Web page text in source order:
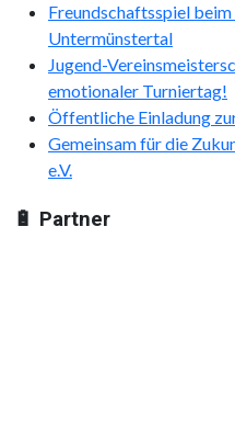
Freundschaftsspiel
Untermünstertal
Jugend-
emotionaler Turniertag!
Öffentliche Einladung
Gemeinsam für die
e.V.
🔋 Partner